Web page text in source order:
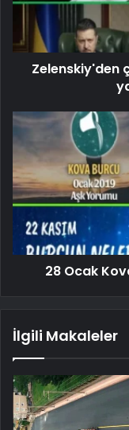
Zelenskiy'den
28 Ocak
İlgili Makaleler